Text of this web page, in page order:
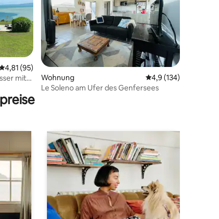
Bewertungen Bewertung: 4,81 von 5, 95 Bewertungen
4,81 (95)
mit
Wohnung Durchschnittliche
4,9 (134)
Le Soleno am Ufer des Genfersees